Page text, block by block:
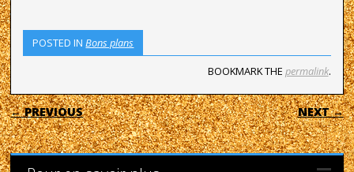
POSTED INBons plans
BOOKMARK THE permalink.
POST NAVIGATION
← PREVIOUS NEXT →